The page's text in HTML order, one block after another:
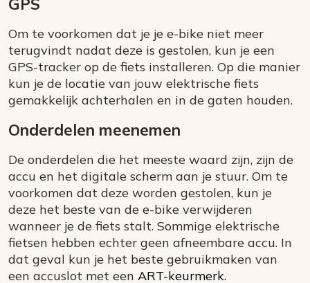
GPS
Om te voorkomen dat je je e-bike niet meer
terugvindt nadat deze is gestolen, kun je een
GPS-tracker op de fiets installeren. Op die manier
kun je de locatie van jouw elektrische fiets
gemakkelijk achterhalen en in de gaten houden.
Onderdelen meenemen
De onderdelen die het meeste waard zijn, zijn de
accu en het digitale scherm aan je stuur. Om te
voorkomen dat deze worden gestolen, kun je
deze het beste van de e-bike verwijderen
wanneer je de fiets stalt. Sommige elektrische
fietsen hebben echter geen afneembare accu. In
dat geval kun je het beste gebruikmaken van
een accuslot met een ART-keurmerk.